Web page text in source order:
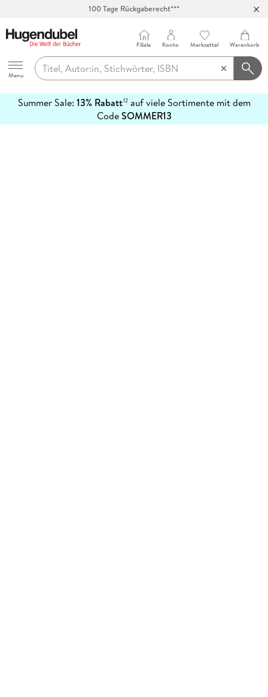
100 Tage Rückgaberecht***
Hugendubel
Menu
Filiale Konto Merkzettel Warenkorb
Summer Sale: 13% Rabatt12auf viele Sortimente mit dem
CodeSOMMER13
erfahren